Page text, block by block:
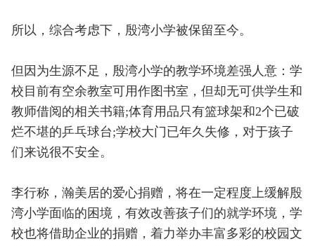
所以，综合考虑下，殷湾小学被保留至今。
但因为生源不足，殷湾小学的教学环境差强人意：学
校目前有空余教室可用作图书室，但却无可供学生和
教师借阅的相关书籍;体育用品只有篮球架和2个已破
烂不堪的乒乓球台;学校大门已年久失修，对于孩子
们来说很不安全。
李行称，瀚美居的爱心捐赠，将在一定程度上缓解殷
湾小学面临的困境，有效改善孩子们的就学环境，学
校也将借助企业的捐赠，着力举办丰富多彩的校园文